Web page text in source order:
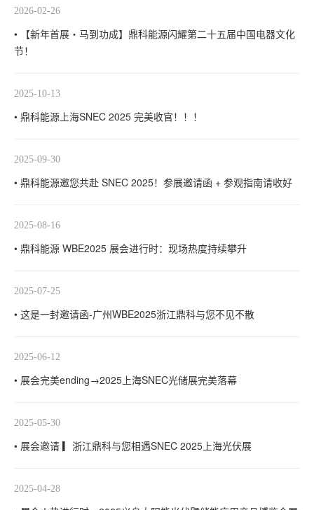
2026-02-26
• 【新年首展・马到功成】鼎科能源闪耀第二十五届中国电器文化
节！
2025-10-13
• 鼎科能源上海SNEC 2025 完美收官！！！
2025-09-30
• 鼎科能源邀您共赴 SNEC 2025！参展邀请函 + 参观指南请收好
2025-08-16
• 鼎科能源 WBE2025 展会进行时：现场热度持续攀升
2025-07-25
• 这是一封邀请函-广州WBE2025浙江鼎科与您不见不散
2025-06-12
• 展会完美ending→2025上海SNEC光储展完美落幕
2025-05-30
• 展会邀请 ▎浙江鼎科与您相遇SNEC 2025上海光伏展
2025-04-28